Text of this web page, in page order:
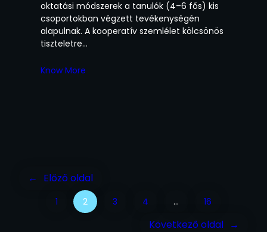
oktatási módszerek a tanulók (4–6 fős) kis
csoportokban végzett tevékenységén
alapulnak. A kooperatív szemlélet kölcsönös
tiszteletre…
Know More
← Előző oldal
1 2 3 4 … 16
Következő oldal →